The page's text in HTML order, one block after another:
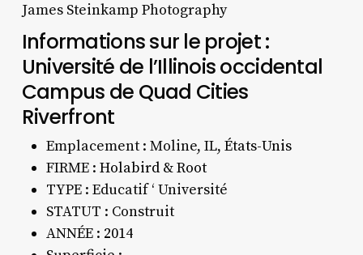
James Steinkamp Photography
Informations sur le projet :
Université de l’Illinois occidental
Campus de Quad Cities
Riverfront
Emplacement : Moline, IL, États-Unis
FIRME : Holabird & Root
TYPE : Educatif ‘ Université
STATUT : Construit
ANNÉE : 2014